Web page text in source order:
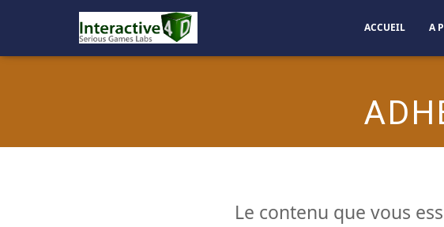
ACCUEIL A
Le contenu que vous